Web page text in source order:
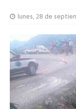
lunes, 28 de